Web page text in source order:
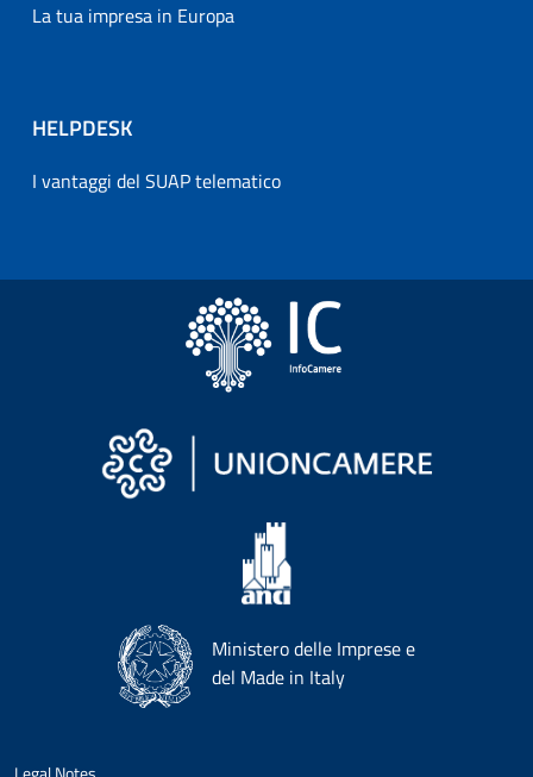
La tua impresa in Europa
HELPDESK
I vantaggi del SUAP telematico
Ministero delle Imprese e
del Made in Italy